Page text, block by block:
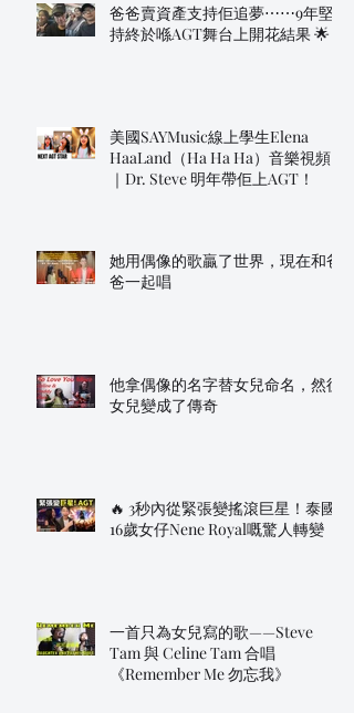
爸爸賣資產支持佢追夢⋯⋯9年堅
持終於喺AGT舞台上開花結果 🌟
美國SAYMusic線上學生Elena
HaaLand（Ha Ha Ha）音樂視頻
｜Dr. Steve 明年帶佢上AGT！
她用偶像的歌贏了世界，現在和爸
爸一起唱
他拿偶像的名字替女兒命名，然後
女兒變成了傳奇
🔥 3秒內從緊張變搖滾巨星！泰國
16歲女仔Nene Royal嘅驚人轉變
一首只為女兒寫的歌——Steve
Tam 與 Celine Tam 合唱
《Remember Me 勿忘我》